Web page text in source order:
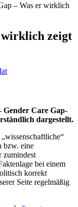
– Was er wirklich
wirklich zeigt
Care Gap-
dargestellt.
bzw. eine
zumindest
bei einem
korrekt
Seite regelmäßig